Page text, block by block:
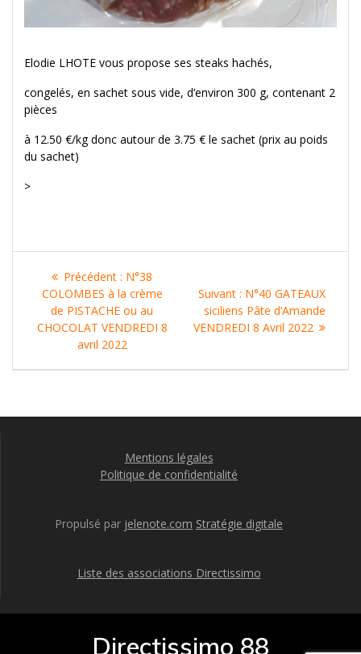
Elodie LHOTE vous propose ses steaks hachés,
congelés, en sachet sous vide, d’environ 300 g, contenant 2
pièces
à 12.50 €/kg donc autour de 3.75 € le sachet (prix au poids
du sachet)
>
Navigation
l’article
Précédent : Article
précédent
:
N°38
COLOMBES à la crème
de PISTACHE ou au
CHOCOLAT VENDREDI 8
avril 2022
Suivant : Article
suivant
:
N°40 GATEAUX
siciliens Pâte d’Amande
VENDREDI 8 Avril 2022
Mentions légales
Politique de confidentialité
Propulsé par jelenote.com Stratégie digitale
Liste des associations Directissimo
Directissimo 88